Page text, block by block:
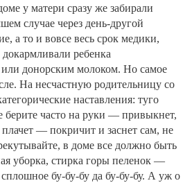
у матери сразу же забирали
случае через день-другой
а то и вовсе весь срок медики,
ребенка
донорским молоком. Но самое
На несчастную родительницу со
наставления: туго
берите часто на руки — привыкнет,
плачет — покричит и заснет сам, не
в доме все должно быть
уборка, стирка горы пеленок —
бу-бу-бу да бу-бу-бу. А уж о